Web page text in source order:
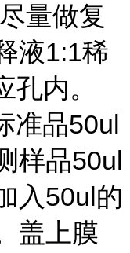
量做复
液1:1稀
内。
准品50ul
样品50ul
入50ul的
盖上膜